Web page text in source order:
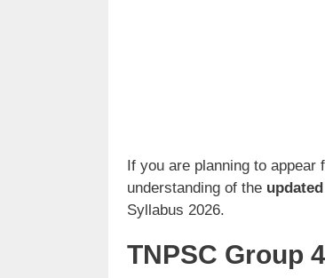
If you are planning to
understanding of the
Syllabus 2026.
TNPSC Group